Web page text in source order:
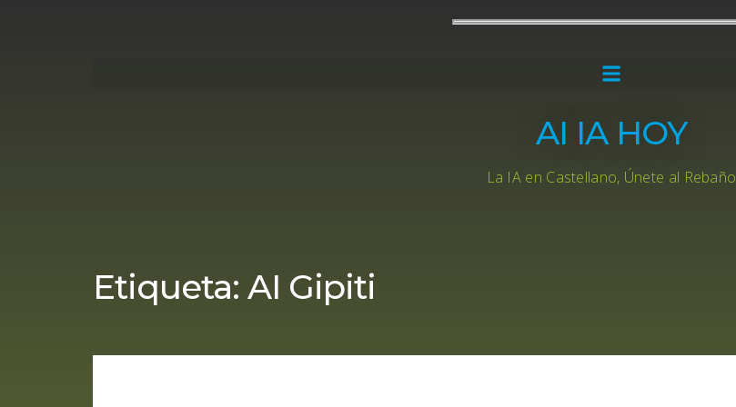
AI IA HOY
La IA en Castellano, Únete al Rebaño
Etiqueta: AI Gipiti